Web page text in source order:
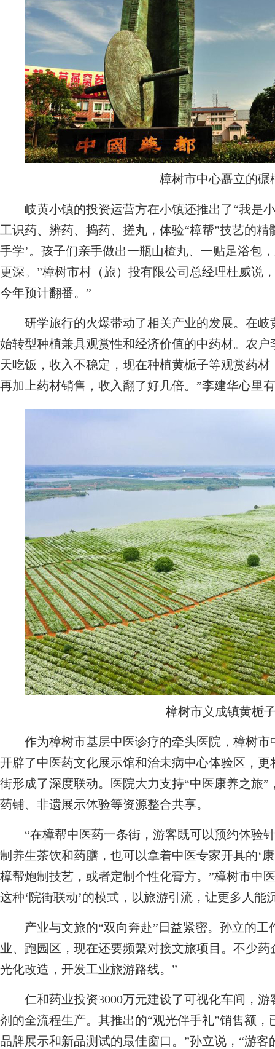
樟树市中心矗立的碾
岐黄小镇的投资运营方在小镇还推出了“我是小
工识药、辨药、捣药、搓丸，体验“樟帮”技艺的精
手学’。孩子们亲手做出一瓶山楂丸、一贴足浴包
更深。”樟树市村（旅）投有限公司总经理杜威说
今年预计翻番。”
研学旅行的火爆带动了相关产业的发展。在岐
始转型种植兼具观赏性和经济价值的中药材。农
天吃饭，收入不稳定，现在种植黄栀子等观赏药
再加上药材销售，收入翻了好几倍。”李建华心里
樟树市义成镇黄栀
作为樟树市基层中医诊疗的牵头医院，樟树市
开辟了中医药文化展示馆和治未病中心体验区，
街形成了深度联动。医院大力支持“中医康养之旅
药铺、非遗展示体验等资源整合共享。
“在樟帮中医药一条街，游客既可以预约体验
制养生茶饮和药膳，也可以拿着中医专家开具的‘
樟帮炮制技艺，或者定制个性化膏方。”樟树市中
这种‘院街联动’的模式，以旅游引流，让更多人能
产业与文旅的“双向奔赴”日益紧密。孙立的工
业、跑园区，现在还要频繁对接文旅项目。不少
光化改造，开发工业旅游路线。”
仁和药业投资3000万元建设了可视化车间，游
剂的全流程生产。其推出的“观光伴手礼”销售额
品牌展示和新品测试的最佳窗口。”孙立说，“游